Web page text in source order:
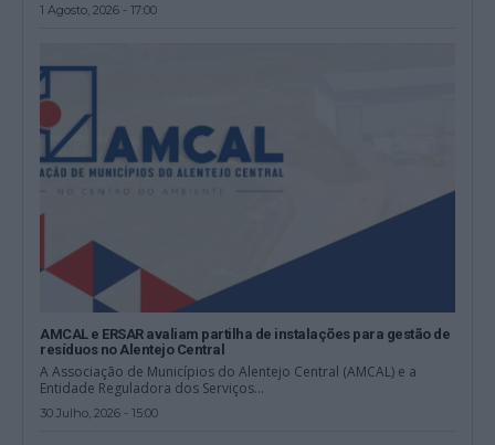
1 Agosto, 2026 - 17:00
AMCAL e ERSAR avaliam partilha de instalações para gestão de
resíduos no Alentejo Central
A Associação de Municípios do Alentejo Central (AMCAL) e a
Entidade Reguladora dos Serviços...
30 Julho, 2026 - 15:00